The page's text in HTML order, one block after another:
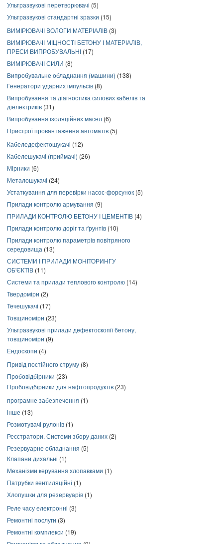
Ультразвукові перетворювачі (5)
Ультразвукові стандартні зразки (15)
ВИМІРЮВАЧІ ВОЛОГИ МАТЕРІАЛІВ (3)
ВИМІРЮВАЧІ МІЦНОСТІ БЕТОНУ І МАТЕРІАЛІВ,
ПРЕСИ ВИПРОБУВАЛЬНІ (17)
ВИМІРЮВАЧІ СИЛИ (8)
Випробувальне обладнання (машини) (138)
Генератори ударних імпульсів (8)
Випробування та діагностика силових кабелів та
діелектриків (31)
Випробування ізоляційних масел (6)
Пристрої провантаження автоматів (5)
Кабеледефектошукачі (12)
Кабелешукачі (приймачі) (26)
Мірники (6)
Металошукачі (24)
Устаткування для перевірки насос-форсунок (5)
Прилади контролю армування (9)
ПРИЛАДИ КОНТРОЛЮ БЕТОНУ І ЦЕМЕНТІВ (4)
Прилади контролю доріг та ґрунтів (10)
Прилади контролю параметрів повітряного
середовища (13)
СИСТЕМИ І ПРИЛАДИ МОНІТОРИНГУ
ОБ'ЄКТІВ (11)
Системи та прилади теплового контролю (14)
Твердоміри (2)
Течешукачі (17)
Товщиноміри (23)
Ультразвукові прилади дефектоскопії бетону,
товщиноміри (9)
Ендоскопи (4)
Привід постійного струму (8)
Пробовідбірники (23)
Пробовідбірники для нафтопродуктів (23)
програмне забезпечення (1)
інше (13)
Розмотувачі рулонів (1)
Реєстратори. Системи збору даних (2)
Резервуарне обладнання (5)
Клапани дихальні (1)
Механізми керування хлопавками (1)
Патрубки вентиляційні (1)
Хлопушки для резервуарів (1)
Реле часу електронні (3)
Ремонтні послуги (3)
Ремонтні комплекси (19)